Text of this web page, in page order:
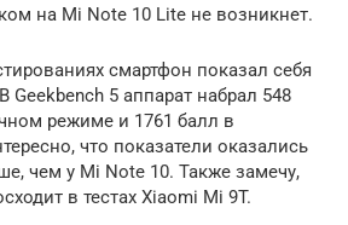
на Mi Note 10 Lite не возникнет.
смартфон показал себя
5 аппарат набрал 548
режиме и 1761 балл в
что показатели оказались
чем у Mi Note 10. Также замечу,
в тестах Xiaomi Mi 9T.